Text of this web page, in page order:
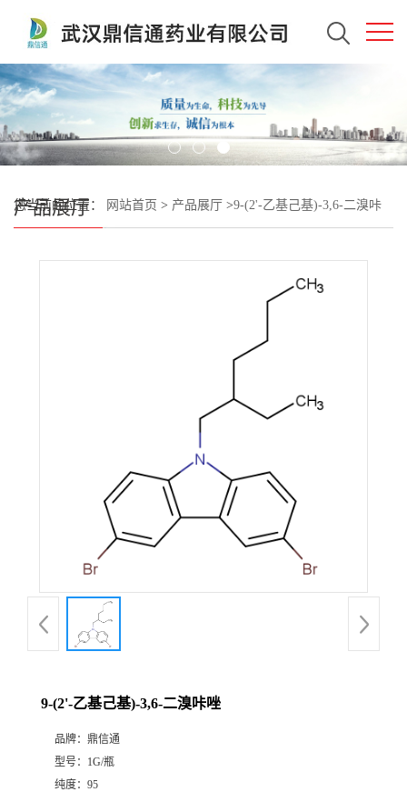
产品展厅
您当前的位置： 网站首页 > 产品展厅 >9-(2'-乙基己基)-3,6-二溴咔
9-(2'-乙基己基)-3,6-二溴咔唑
品牌： 鼎信通
型号： 1G/瓶
纯度： 95